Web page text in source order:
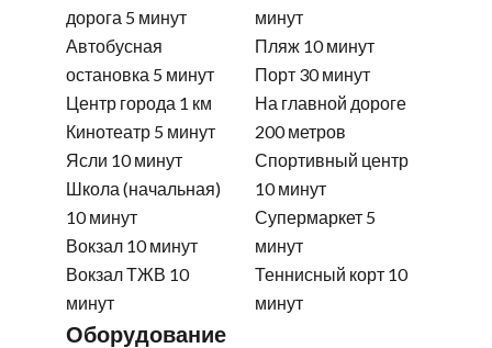
дорога 5 минут
Автобусная
остановка 5 минут
Центр города 1 км
Кинотеатр 5 минут
Ясли 10 минут
Школа (начальная)
10 минут
Вокзал 10 минут
Вокзал ТЖВ 10
минут
минут
Пляж 10 минут
Порт 30 минут
На главной дороге
200 метров
Спортивный центр
10 минут
Супермаркет 5
минут
Теннисный корт 10
минут
Оборудование